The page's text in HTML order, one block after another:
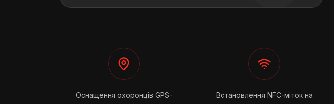
Оснащення охоронців GPS-
Встановлення NFC-міток на